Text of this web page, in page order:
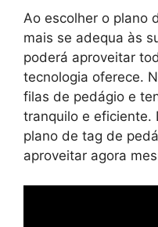
Ao escolher o plano
mais se adequa às
poderá aproveitar
tecnologia oferece.
filas de pedágio e
tranquilo e eficiente.
plano de tag de
aproveitar agora